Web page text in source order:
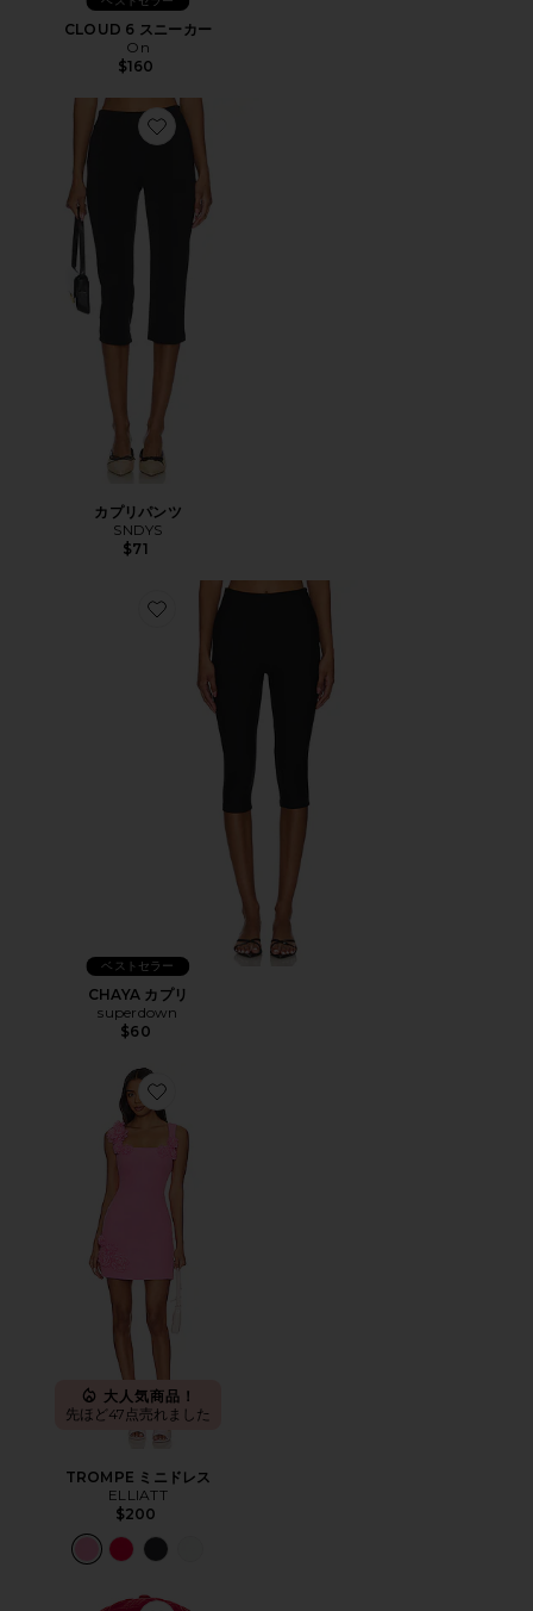
CLOUD 6 スニーカー
On
$160
Favorite カプリパンツ
カプリパンツ
SNDYS
$71
Favorite CHAYA カプリ
ベストセラー
CHAYA カプリ
superdown
$60
Favorite TROMPE ミニドレス
大人気商品！
先ほど47点売れました
TROMPE ミニドレス
ELLIATT
$200